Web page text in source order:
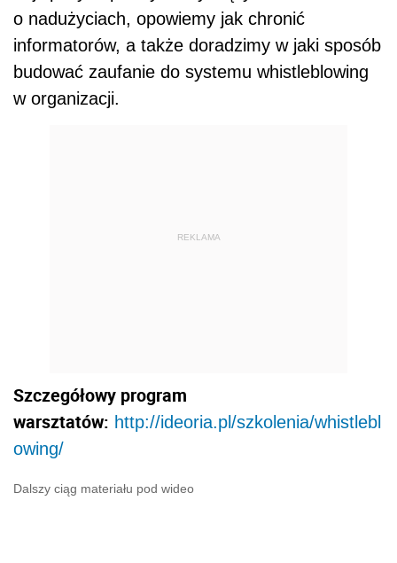
o nadużyciach, opowiemy jak chronić
informatorów, a także doradzimy w jaki sposób
budować zaufanie do systemu whistleblowing
w organizacji.
REKLAMA
Szczegółowy program
warsztatów: http://ideoria.pl/szkolenia/whistlebl
owing/
Dalszy ciąg materiału pod wideo